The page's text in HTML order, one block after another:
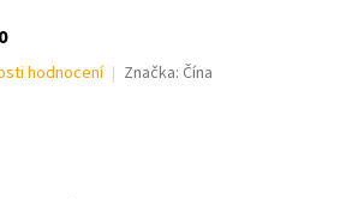
hodnocení Značka: Čína